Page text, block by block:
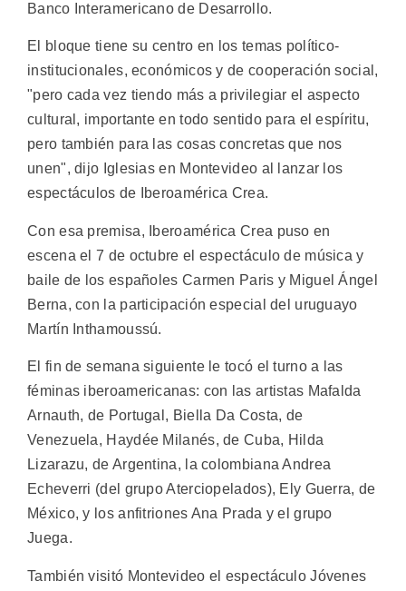
Banco Interamericano de Desarrollo.
El bloque tiene su centro en los temas político-
institucionales, económicos y de cooperación social,
"pero cada vez tiendo más a privilegiar el aspecto
cultural, importante en todo sentido para el espíritu,
pero también para las cosas concretas que nos
unen", dijo Iglesias en Montevideo al lanzar los
espectáculos de Iberoamérica Crea.
Con esa premisa, Iberoamérica Crea puso en
escena el 7 de octubre el espectáculo de música y
baile de los españoles Carmen Paris y Miguel Ángel
Berna, con la participación especial del uruguayo
Martín Inthamoussú.
El fin de semana siguiente le tocó el turno a las
féminas iberoamericanas: con las artistas Mafalda
Arnauth, de Portugal, Biella Da Costa, de
Venezuela, Haydée Milanés, de Cuba, Hilda
Lizarazu, de Argentina, la colombiana Andrea
Echeverri (del grupo Aterciopelados), Ely Guerra, de
México, y los anfitriones Ana Prada y el grupo
Juega.
También visitó Montevideo el espectáculo Jóvenes